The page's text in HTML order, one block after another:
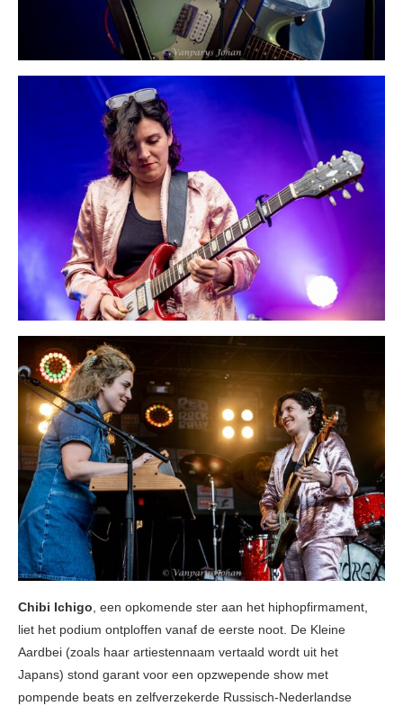
Chibi Ichigo, een opkomende ster aan het hiphopfirmament,
liet het podium ontploffen vanaf de eerste noot. De Kleine
Aardbei (zoals haar artiestennaam vertaald wordt uit het
Japans) stond garant voor een opzwepende show met
pompende beats en zelfverzekerde Russisch-Nederlandse